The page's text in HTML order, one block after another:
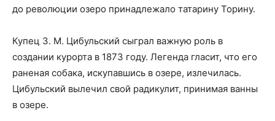
до революции озеро принадлежало татарину Торину.
Купец З. М. Цибульский сыграл важную роль в
создании курорта в 1873 году. Легенда гласит, что его
раненая собака, искупавшись в озере, излечилась.
Цибульский вылечил свой радикулит, принимая ванны
в озере.